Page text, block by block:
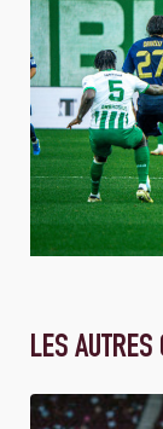
LES AUTRES